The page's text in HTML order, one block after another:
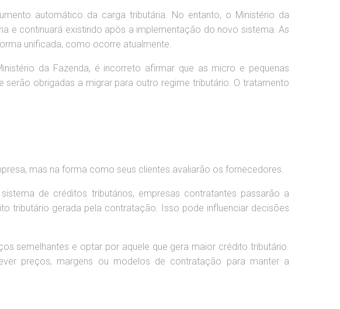
automático da carga tributária. No entanto, o Ministério da
e continuará existindo após a implementação do novo sistema. As
unificada, como ocorre atualmente.
da Fazenda, é incorreto afirmar que as micro e pequenas
obrigadas a migrar para outro regime tributário. O tratamento
mas na forma como seus clientes avaliarão os fornecedores.
de créditos tributários, empresas contratantes passarão a
tributário gerada pela contratação. Isso pode influenciar decisões
semelhantes e optar por aquele que gera maior crédito tributário.
preços, margens ou modelos de contratação para manter a